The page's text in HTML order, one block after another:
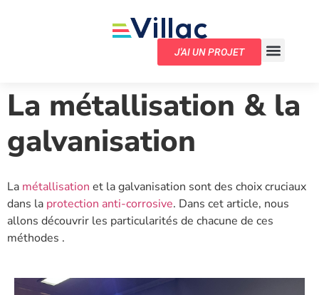
J'AI UN PROJET
La métallisation & la
galvanisation
La métallisation et la galvanisation sont des choix cruciaux
dans la protection anti-corrosive. Dans cet article, nous
allons découvrir les particularités de chacune de ces
méthodes .